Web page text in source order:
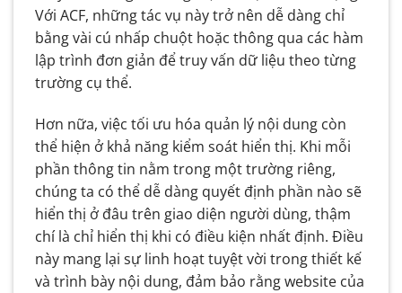
Với ACF, những tác vụ này trở nên dễ dàng chỉ
bằng vài cú nhấp chuột hoặc thông qua các hàm
lập trình đơn giản để truy vấn dữ liệu theo từng
trường cụ thể.
Hơn nữa, việc tối ưu hóa quản lý nội dung còn
thể hiện ở khả năng kiểm soát hiển thị. Khi mỗi
phần thông tin nằm trong một trường riêng,
chúng ta có thể dễ dàng quyết định phần nào sẽ
hiển thị ở đâu trên giao diện người dùng, thậm
chí là chỉ hiển thị khi có điều kiện nhất định. Điều
này mang lại sự linh hoạt tuyệt vời trong thiết kế
và trình bày nội dung, đảm bảo rằng website của